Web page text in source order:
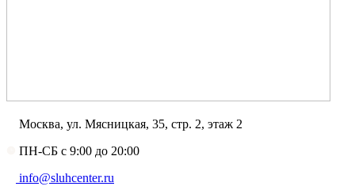
Москва, ул. Мясницкая, 35, стр. 2, этаж 2
ПН-СБ с 9:00 до 20:00
info@sluhcenter.ru